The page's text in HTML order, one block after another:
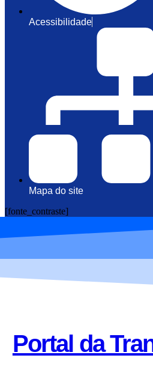
Acessibilidade
Mapa do site
[fonte_contraste]
Portal da